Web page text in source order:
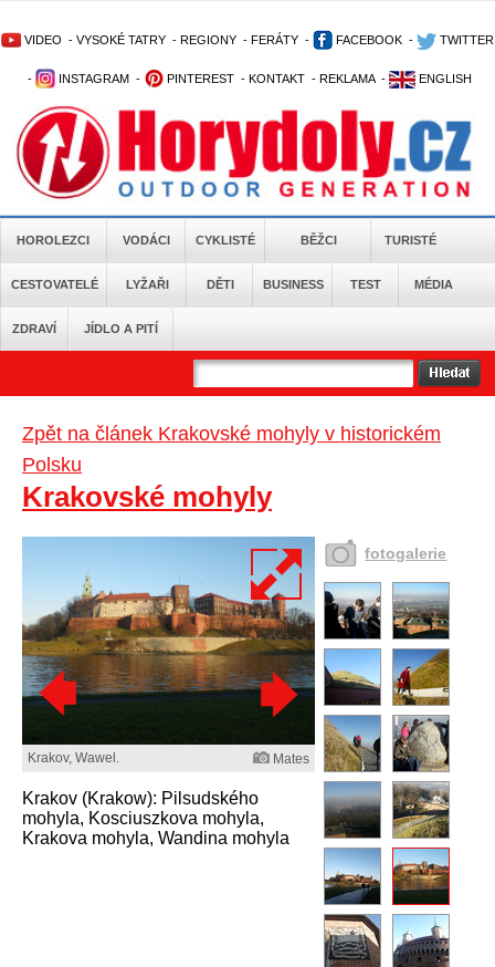
VIDEO - VYSOKÉ TATRY - REGIONY - FERÁTY - FACEBOOK - TWITTER
- INSTAGRAM - PINTEREST - KONTAKT - REKLAMA - ENGLISH
HOROLEZCI VODÁCI CYKLISTÉ BĚŽCI TURISTÉ
CESTOVATELÉ LYŽAŘI DĚTI BUSINESS TEST MÉDIA
ZDRAVÍ JÍDLO A PITÍ
Zpět na článek Krakovské mohyly v historickém
Polsku
Krakovské mohyly
Krakov, Wawel. Mates
Krakov (Krakow): Pilsudského
mohyla, Kosciuszkova mohyla,
Krakova mohyla, Wandina mohyla
fotogalerie